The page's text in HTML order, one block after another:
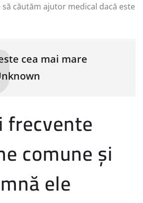
căutăm ajutor medical dacă este
cea mai mare
frecvente
comune și
ele